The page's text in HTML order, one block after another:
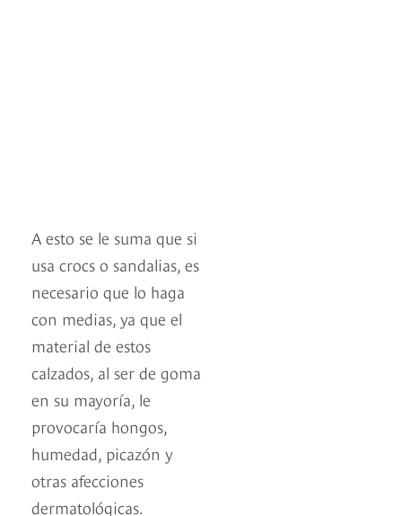
A esto se le suma que si
usa crocs o sandalias, es
necesario que lo haga
con medias, ya que el
material de estos
calzados, al ser de goma
en su mayoría, le
provocaría hongos,
humedad, picazón y
otras afecciones
dermatológicas.